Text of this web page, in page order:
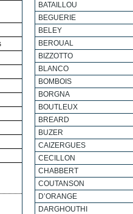
BATAILLOU
BEGUERIE
BELEY
BEROUAL
BIZZOTTO
BLANCO
BOMBOIS
BORGNA
BOUTLEUX
BREARD
BUZER
CAIZERGUES
CECILLON
CHABBERT
COUTANSON
D’ORANGE
DARGHOUTHI